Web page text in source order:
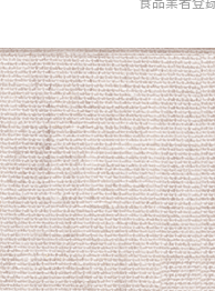
食品業者登